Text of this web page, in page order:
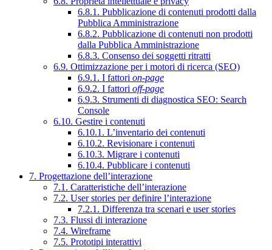
6.8.1. Pubblicazione di contenuti prodotti dalla
Pubblica Amministrazione
6.8.2. Pubblicazione di contenuti non prodotti
dalla Pubblica Amministrazione
6.8.3. Consenso dei soggetti ritratti
6.9. Ottimizzazione per i motori di ricerca (SEO)
6.9.1. I fattori on-page
6.9.2. I fattori off-page
6.9.3. Strumenti di diagnostica SEO: Search
Console
6.10. Gestire i contenuti
6.10.1. L’inventario dei contenuti
6.10.2. Revisionare i contenuti
6.10.3. Migrare i contenuti
6.10.4. Pubblicare i contenuti
7. Progettazione dell’interazione
7.1. Caratteristiche dell’interazione
7.2. User stories per definire l’interazione
7.2.1. Differenza tra scenari e user stories
7.3. Flussi di interazione
7.4. Wireframe
7.5. Prototipi interattivi